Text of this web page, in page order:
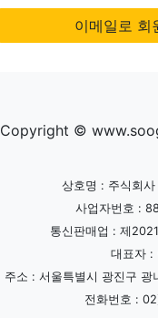
이메일로 회
Copyright ©
상호명 : 주식회사
사업자번호 :
통신판매업 : 제
대표자 :
주소 : 서울특별시 광진구
전화번호 :